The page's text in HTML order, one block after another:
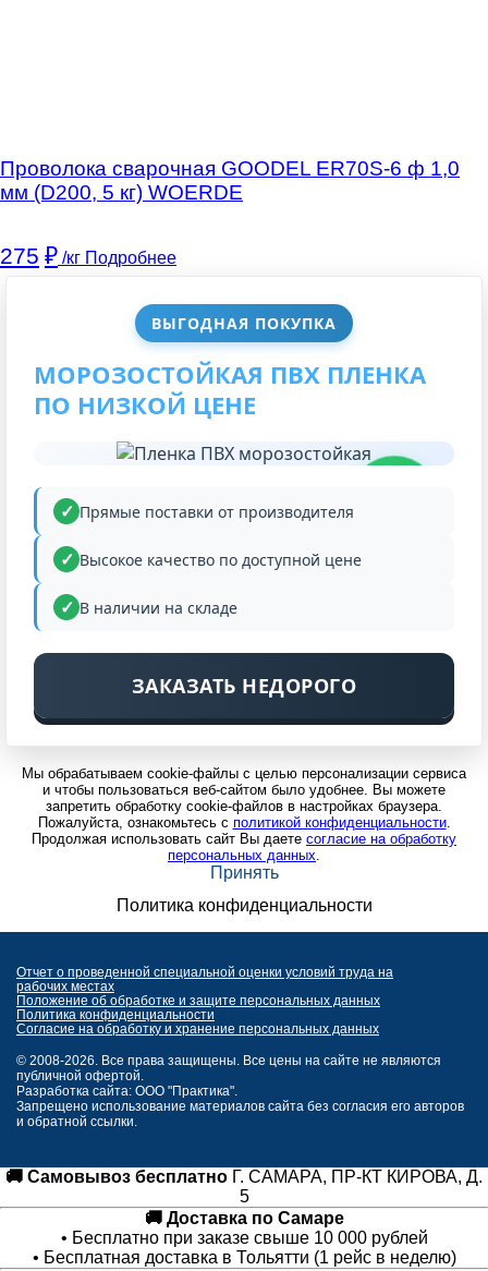
ВЫГОДНАЯ ПОКУПКА
МОРОЗОСТОЙКАЯ ПВХ ПЛЕНКА
ПО НИЗКОЙ ЦЕНЕ
Прямые поставки от производителя
Высокое качество по доступной цене
В наличии на складе
ЗАКАЗАТЬ НЕДОРОГО
Проволока сварочная GOODEL ER70S-6 ф 1,0
мм (D200, 5 кг) WOERDE
275 ₽ /кг Подробнее
Мы обрабатываем cookie-файлы с целью персонализации сервиса
и чтобы пользоваться веб-сайтом было удобнее. Вы можете
запретить обработку cookie-файлов в настройках браузера.
Пожалуйста, ознакомьтесь с политикой конфиденциальности.
Продолжая использовать сайт Вы даете согласие на обработку
персональных данных.
Принять
Политика конфиденциальности
Отчет о проведенной специальной оценки условий труда на
рабочих местах
Положение об обработке и защите персональных данных
Политика конфиденциальности
Согласие на обработку и хранение персональных данных
© 2008-2026. Все права защищены. Все цены на сайте не являются
публичной офертой.
Разработка сайта: ООО "Практика".
Запрещено использование материалов сайта без согласия его авторов
и обратной ссылки.
🚚 Самовывоз бесплатно Г. САМАРА, ПР-КТ КИРОВА, Д.
5
🚚 Доставка по Самаре
• Бесплатно при заказе свыше 10 000 рублей
• Бесплатная доставка в Тольятти (1 рейс в неделю)